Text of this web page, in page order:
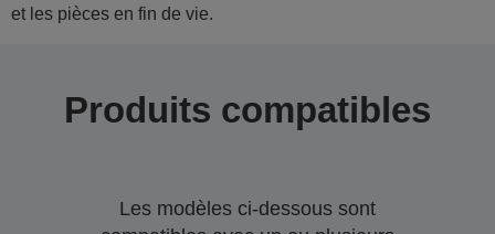
et les pièces en fin de vie.
Produits compatibles
Les modèles ci-dessous sont